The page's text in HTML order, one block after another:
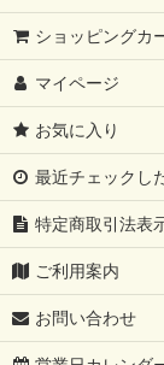
ショッピングカ
マイページ
お気に入り
最近チェックし
特定商取引法表
ご利用案内
お問い合わせ